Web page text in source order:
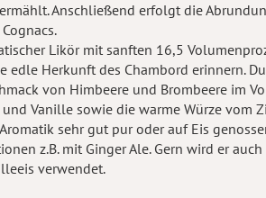
Anschließend erfolgt die
Likör mit sanften 16,5
edle Herkunft des Chambord erinnern.
von Himbeere und Brombeere im
Vanille sowie die warme Würze vom
sehr gut pur oder auf Eis
z.B. mit Ginger Ale. Gern wird er
verwendet.